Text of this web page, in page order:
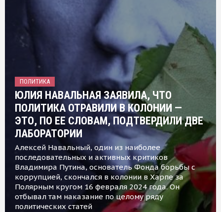
ПОЛИТИКА
ЮЛИЯ НАВАЛЬНАЯ ЗАЯВИЛА, ЧТО
ПОЛИТИКА ОТРАВИЛИ В КОЛОНИИ —
ЭТО, ПО ЕЕ СЛОВАМ, ПОДТВЕРДИЛИ ДВЕ
ЛАБОРАТОРИИ
Алексей Навальный, один из наиболее
последовательных и активных критиков
Владимира Путина, основатель Фонда борьбы с
коррупцией, скончался в колонии в Харпе за
Полярным кругом 16 февраля 2024 года. Он
отбывал там наказание по целому ряду
политических статей